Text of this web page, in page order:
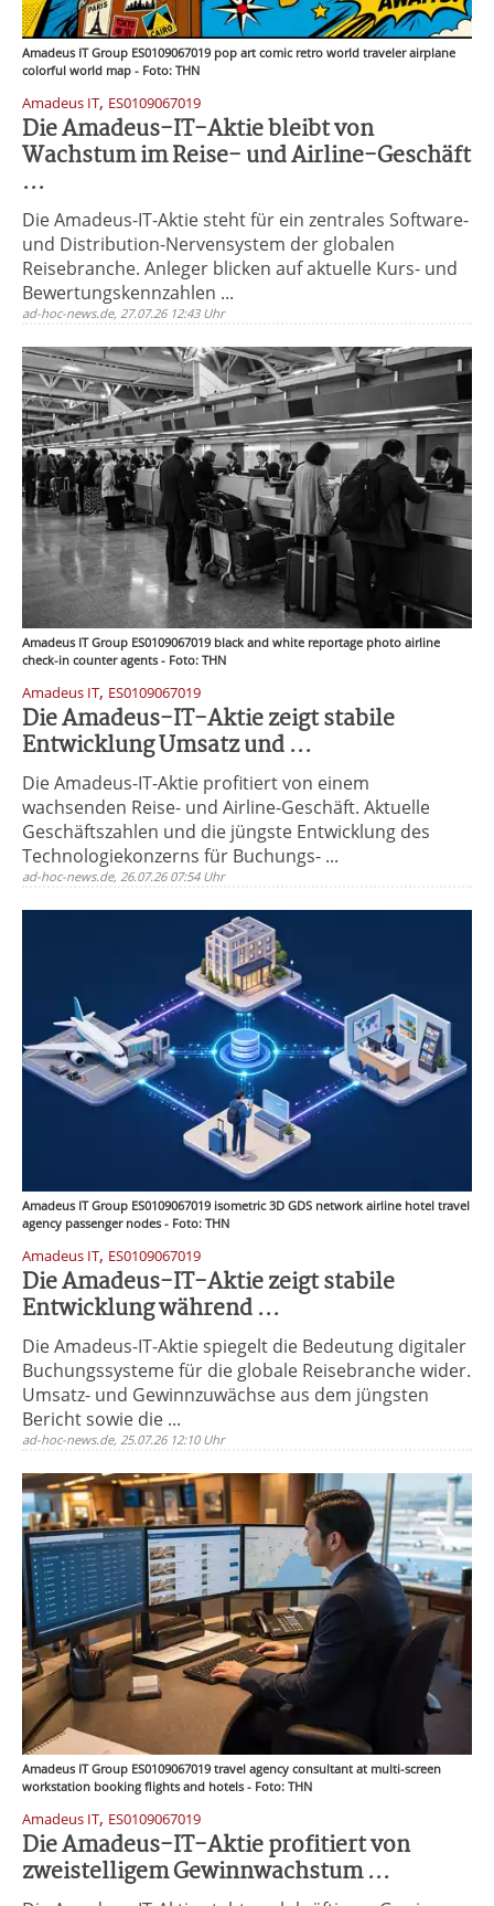
Amadeus IT Group ES0109067019 pop art comic retro world traveler airplane
colorful world map - Foto: THN
Amadeus IT, ES0109067019
Die Amadeus-IT-Aktie bleibt von
Wachstum im Reise- und Airline-Geschäft
...
Die Amadeus-IT-Aktie steht für ein zentrales Software-
und Distribution-Nervensystem der globalen
Reisebranche. Anleger blicken auf aktuelle Kurs- und
Bewertungskennzahlen ...
ad-hoc-news.de, 27.07.26 12:43 Uhr
Amadeus IT Group ES0109067019 black and white reportage photo airline
check-in counter agents - Foto: THN
Amadeus IT, ES0109067019
Die Amadeus-IT-Aktie zeigt stabile
Entwicklung Umsatz und ...
Die Amadeus-IT-Aktie profitiert von einem
wachsenden Reise- und Airline-Geschäft. Aktuelle
Geschäftszahlen und die jüngste Entwicklung des
Technologiekonzerns für Buchungs- ...
ad-hoc-news.de, 26.07.26 07:54 Uhr
Amadeus IT Group ES0109067019 isometric 3D GDS network airline hotel travel
agency passenger nodes - Foto: THN
Amadeus IT, ES0109067019
Die Amadeus-IT-Aktie zeigt stabile
Entwicklung während ...
Die Amadeus-IT-Aktie spiegelt die Bedeutung digitaler
Buchungssysteme für die globale Reisebranche wider.
Umsatz- und Gewinnzuwächse aus dem jüngsten
Bericht sowie die ...
ad-hoc-news.de, 25.07.26 12:10 Uhr
Amadeus IT Group ES0109067019 travel agency consultant at multi-screen
workstation booking flights and hotels - Foto: THN
Amadeus IT, ES0109067019
Die Amadeus-IT-Aktie profitiert von
zweistelligem Gewinnwachstum ...